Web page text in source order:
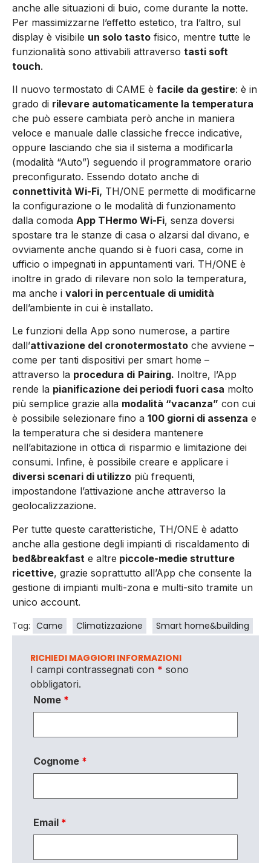
anche alle situazioni di buio, come durante la notte.
Per massimizzarne l’effetto estetico, tra l’altro, sul
display è visibile un solo tasto fisico, mentre tutte le
funzionalità sono attivabili attraverso tasti soft
touch.
Il nuovo termostato di CAME è facile da gestire: è in
grado di rilevare automaticamente la temperatura
che può essere cambiata però anche in maniera
veloce e manuale dalle classiche frecce indicative,
oppure lasciando che sia il sistema a modificarla
(modalità “Auto”) seguendo il programmatore orario
preconfigurato. Essendo dotato anche di
connettività Wi-Fi, TH/ONE permette di modificarne
la configurazione o le modalità di funzionamento
dalla comoda App THermo Wi-Fi, senza doversi
spostare tra le stanze di casa o alzarsi dal divano, e
ovviamente anche quando si è fuori casa, come in
ufficio o impegnati in appuntamenti vari. TH/ONE è
inoltre in grado di rilevare non solo la temperatura,
ma anche i valori in percentuale di umidità
dell’ambiente in cui è installato.
Le funzioni della App sono numerose, a partire
dall’attivazione del cronotermostato che avviene –
come per tanti dispositivi per smart home –
attraverso la procedura di Pairing. Inoltre, l’App
rende la pianificazione dei periodi fuori casa molto
più semplice grazie alla modalità “vacanza” con cui
è possibile selezionare fino a 100 giorni di assenza e
la temperatura che si desidera mantenere
nell’abitazione in ottica di risparmio e limitazione dei
consumi. Infine, è possibile creare e applicare i
diversi scenari di utilizzo più frequenti,
impostandone l’attivazione anche attraverso la
geolocalizzazione.
Per tutte queste caratteristiche, TH/ONE è adatto
anche alla gestione degli impianti di riscaldamento di
bed&breakfast e altre piccole-medie strutture
ricettive, grazie soprattutto all’App che consente la
gestione di impianti multi-zona e multi-sito tramite un
unico account.
Tag: Came Climatizzazione Smart home&building
RICHIEDI MAGGIORI INFORMAZIONI
I campi contrassegnati con * sono
obbligatori.
Nome *
Cognome *
Email *